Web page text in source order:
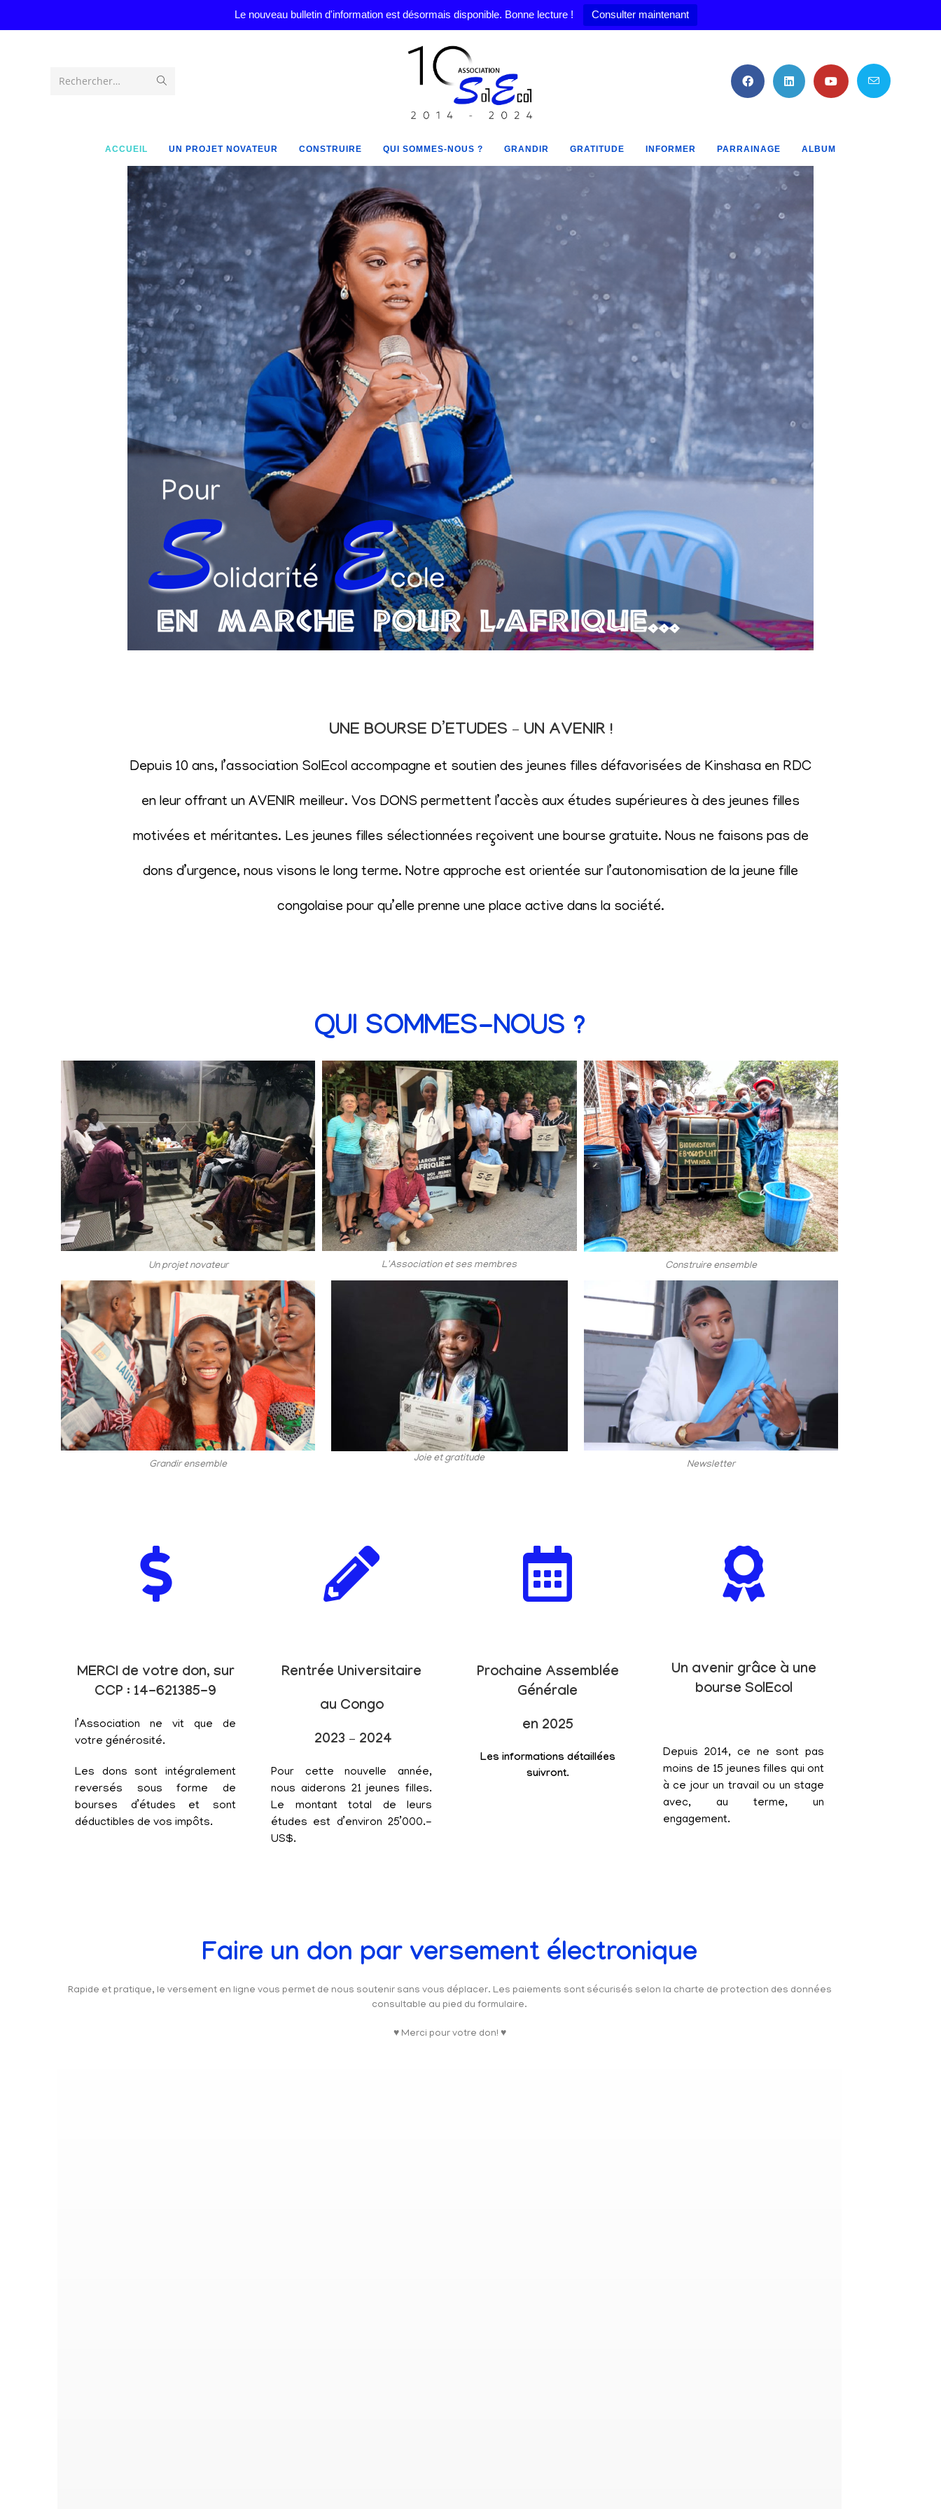
Le nouveau bulletin d'information est désormais disponible. Bonne lecture ! Consulter maintenant
Rechercher…
ACCUEIL UN PROJET NOVATEUR CONSTRUIRE QUI SOMMES-NOUS ? GRANDIR GRATITUDE INFORMER PARRAINAGE ALBUM
UNE BOURSE D’ETUDES – UN AVENIR !
Depuis 10 ans, l’association SolEcol accompagne et soutien des jeunes filles défavorisées de Kinshasa en RDC
en leur offrant un AVENIR meilleur. Vos DONS permettent l’accès aux études supérieures à des jeunes filles
motivées et méritantes. Les jeunes filles sélectionnées reçoivent une bourse gratuite. Nous ne faisons pas de
dons d’urgence, nous visons le long terme. Notre approche est orientée sur l’autonomisation de la jeune fille
congolaise pour qu’elle prenne une place active dans la société.
QUI SOMMES-NOUS ?
Un projet novateur L'Association et ses membres Construire ensemble
Grandir ensemble
Joie et gratitude
Newsletter
MERCI de votre don, sur
CCP : 14-621385-9
l’Association ne vit que de
votre générosité.
Les dons sont intégralement
reversés sous forme de
bourses d’études et sont
déductibles de vos impôts.
Rentrée Universitaire
au Congo
2023 – 2024
Pour cette nouvelle année,
nous aiderons 21 jeunes filles.
Le montant total de leurs
études est d’environ 25’000.-
US$.
Prochaine Assemblée
Générale
en 2025
Les informations détaillées
suivront.
Un avenir grâce à une
bourse SolEcol
Depuis 2014, ce ne sont pas
moins de 15 jeunes filles qui ont
à ce jour un travail ou un stage
avec, au terme, un
engagement.
Faire un don par versement électronique
Rapide et pratique, le versement en ligne vous permet de nous soutenir sans vous déplacer. Les paiements sont sécurisés selon la charte de protection des données
consultable au pied du formulaire.
♥ Merci pour votre don! ♥